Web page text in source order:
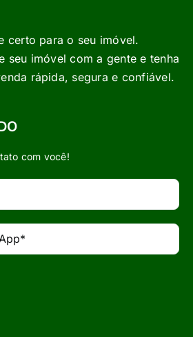
certo para o seu imóvel.
seu imóvel com a gente e tenha
rápida, segura e confiável.
com você!